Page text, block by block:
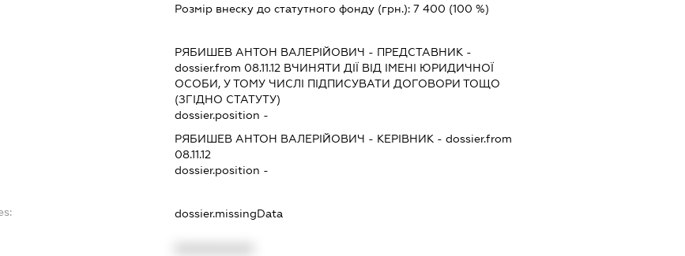
Розмір внеску до статутного фонду (грн.): 7 400 (100 %)
РЯБИШЕВ АНТОН ВАЛЕРІЙОВИЧ - ПРЕДСТАВНИК -
dossier.from 08.11.12 ВЧИНЯТИ ДІЇ ВІД ІМЕНІ ЮРИДИЧНОЇ
ОСОБИ, У ТОМУ ЧИСЛІ ПІДПИСУВАТИ ДОГОВОРИ ТОЩО
(ЗГІДНО СТАТУТУ)
dossier.position -
РЯБИШЕВ АНТОН ВАЛЕРІЙОВИЧ - КЕРІВНИК - dossier.from
08.11.12
dossier.position -
dossier.missingData